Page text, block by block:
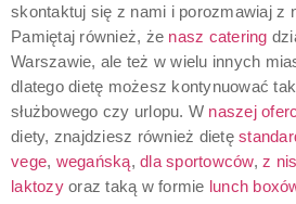
skontaktuj się z nami i porozmawiaj z
Pamiętaj również, że nasz catering
Warszawie, ale też w wielu innych
dlatego dietę możesz kontynuować
służbowego czy urlopu. W naszej
diety, znajdziesz również dietę
vege, wegańską, dla sportowców, z
laktozyoraz taką w formie lunch